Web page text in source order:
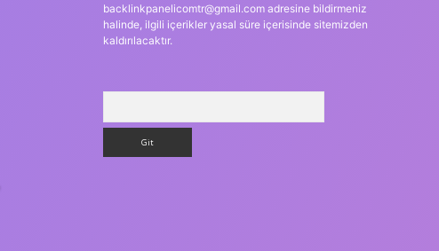
backlinkpanelicomtr@gmail.comadresine bildirmeniz
halinde, ilgili içerikler yasal süre içerisinde sitemizden
kaldırılacaktır.